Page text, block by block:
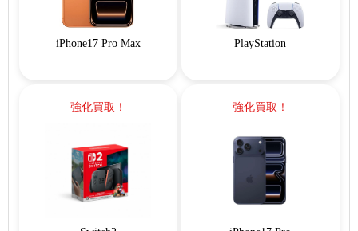
iPhone17 Pro Max PlayStation
強化買取！ 強化買取！